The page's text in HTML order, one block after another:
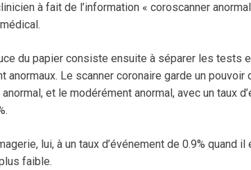
à fait de l’information « coroscanner
du papier consiste ensuite à séparer les tests
anormaux. Le scanner coronaire garde un
et le modérément anormal, avec un taux
lui, à un taux d’événement de 0.9% quand
faible.